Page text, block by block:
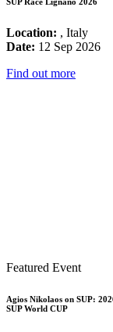
Location: , Italy
Date: 12 Sep 2026
Find out more
Featured Event
Agios Nikolaos on SUP:
SUP World CUP